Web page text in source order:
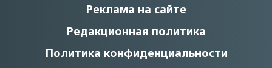
Реклама на сайте
Редакционная политика
Политика конфиденциальности